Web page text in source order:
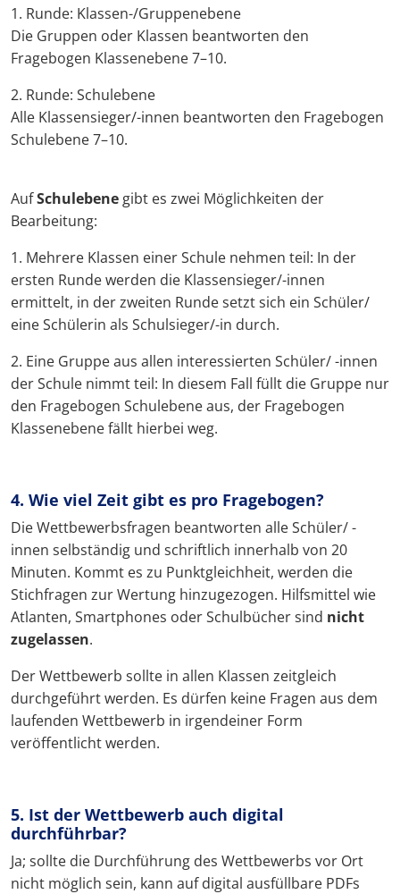
1. Runde: Klassen-/Gruppenebene
Die Gruppen oder Klassen beantworten den
Fragebogen Klassenebene 7–10.
2. Runde: Schulebene
Alle Klassensieger/-innen beantworten den Fragebogen
Schulebene 7–10.
AufSchulebene gibt es zwei Möglichkeiten der
Bearbeitung:
1. Mehrere Klassen einer Schule nehmen teil: In der
ersten Runde werden die Klassensieger/-innen
ermittelt, in der zweiten Runde setzt sich ein Schüler/
eine Schülerin als Schulsieger/-in durch.
2. Eine Gruppe aus allen interessierten Schüler/ -innen
der Schule nimmt teil: In diesem Fall füllt die Gruppe nur
den Fragebogen Schulebene aus, der Fragebogen
Klassenebene fällt hierbei weg.
4. Wie viel Zeit gibt es pro Fragebogen?
Die Wettbewerbsfragen beantworten alle Schüler/ -
innen selbständig und schriftlich innerhalb von 20
Minuten. Kommt es zu Punktgleichheit, werden die
Stichfragen zur Wertung hinzugezogen. Hilfsmittel wie
Atlanten, Smartphones oder Schulbücher sind nicht
zugelassen.
Der Wettbewerb sollte in allen Klassen zeitgleich
durchgeführt werden. Es dürfen keine Fragen aus dem
laufenden Wettbewerb in irgendeiner Form
veröffentlicht werden.
5. Ist der Wettbewerb auch digital
durchführbar?
Ja; sollte die Durchführung des Wettbewerbs vor Ort
nicht möglich sein, kann auf digital ausfüllbare PDFs